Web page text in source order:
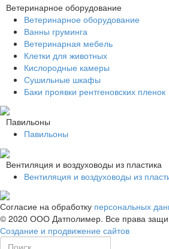
Ветеринарное оборудование
Ветеринарное оборудование
Ванны груминга
Ветеринарная мебель
Клетки для животных
Кислородные камеры
Сушильные шкафы
Баки проявки рентгеновских пленок
Павильоны
Павильоны
Вентиляция и воздуховоды из пластика
Вентиляция и воздуховоды из
Согласие на обработку персональных
© 2020 ООО Датполимер. Все права
Создание и продвижение сайтов